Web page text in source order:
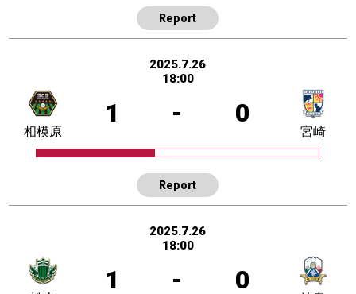
Report
2025.7.26
18:00
1 - 0
相模原 宮崎
Report
2025.7.26
18:00
1 - 0